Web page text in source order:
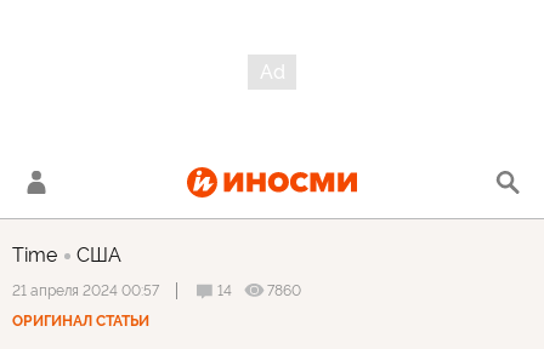
Time США
21 апреля 2024 00:57 14
7860
ОРИГИНАЛ СТАТЬИ